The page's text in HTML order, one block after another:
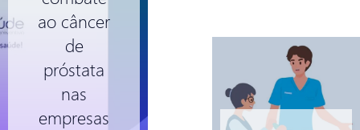
ao câncer
de
próstata
nas
empresas